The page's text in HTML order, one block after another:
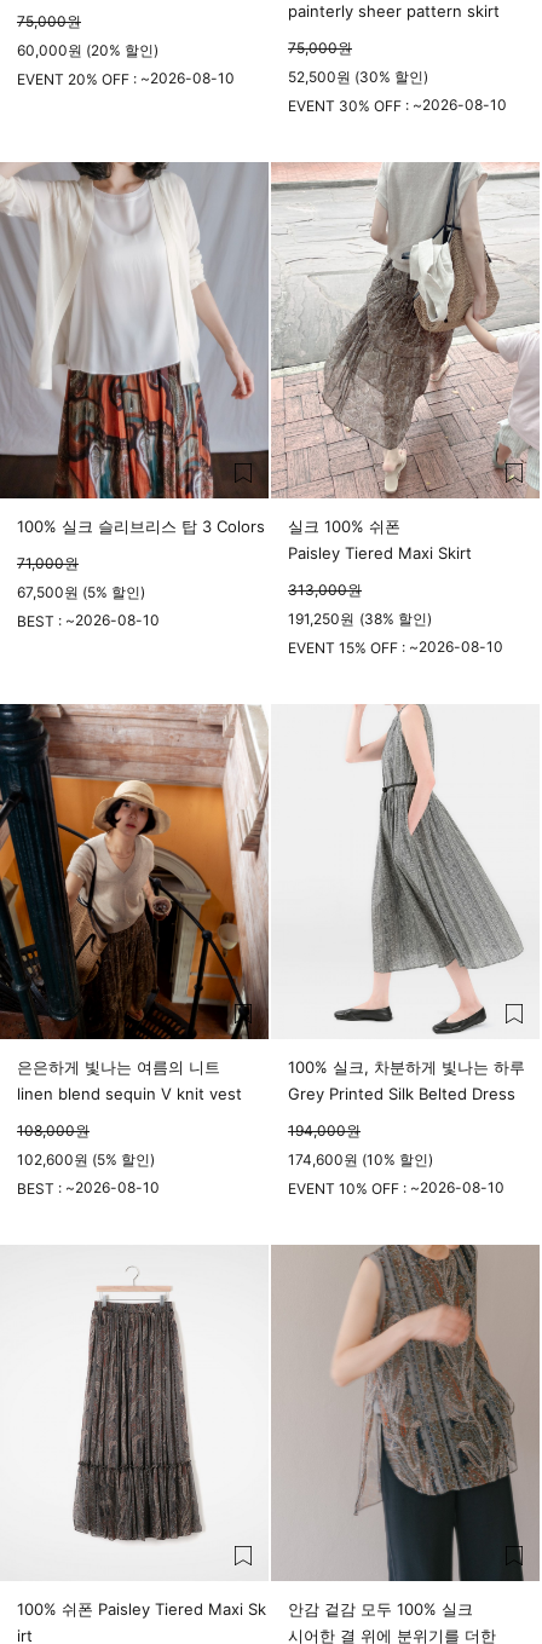
75,000원
60,000원 (20% 할인)
EVENT 20% OFF : ~2026-08-10
painterly sheer pattern skirt
75,000원
52,500원 (30% 할인)
EVENT 30% OFF : ~2026-08-10
100% 실크 슬리브리스 탑 3 Colors
71,000원
67,500원 (5% 할인)
BEST : ~2026-08-10
실크 100% 쉬폰
Paisley Tiered Maxi Skirt
313,000원
191,250원 (38% 할인)
EVENT 15% OFF : ~2026-08-10
은은하게 빛나는 여름의 니트
linen blend sequin V knit vest
108,000원
102,600원 (5% 할인)
BEST : ~2026-08-10
100% 실크, 차분하게 빛나는 하루
Grey Printed Silk Belted Dress
194,000원
174,600원 (10% 할인)
EVENT 10% OFF : ~2026-08-10
100% 쉬폰 Paisley Tiered Maxi Sk
irt
안감 겉감 모두 100% 실크
시어한 결 위에 분위기를 더한